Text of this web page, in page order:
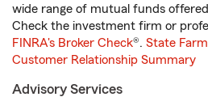
wide range of mutual funds
Check the investment firm or
FINRA's Broker Check®. State
Customer Relationship Summary
Advisory Services